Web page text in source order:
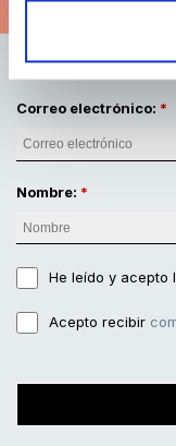
Correo electrónico:
Nombre:
He leído y acepto
Acepto recibir